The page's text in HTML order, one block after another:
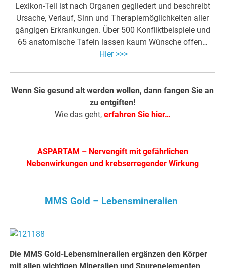
Lexikon-Teil ist nach Organen gegliedert und beschreibt
Ursache, Verlauf, Sinn und Therapiemöglichkeiten aller
gängigen Erkrankungen. Über 500 Konfliktbeispiele und
65 anatomische Tafeln lassen kaum Wünsche offen…
Hier >>>
Wenn Sie gesund alt werden wollen, dann fangen Sie an
zu entgiften!
Wie das geht, erfahren Sie hier…
ASPARTAM – Nervengift mit gefährlichen
Nebenwirkungen und krebserregender Wirkung
MMS Gold – Lebensmineralien
Die MMS Gold-Lebensmineralien ergänzen den Körper